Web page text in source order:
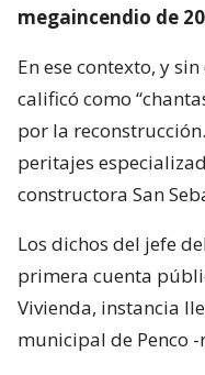
megaincendio de
En ese contexto, y
calificó como
por la
peritajes
constructora San
Los dichos del jefe
primera cuenta
Vivienda, instancia
municipal de Penco